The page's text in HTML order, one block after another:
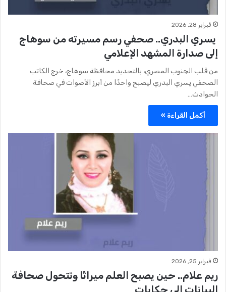
فبراير 28, 2026
يسري البدري.. صحفي رسم مسيرته من سوهاج
إلى صدارة المشهد الإعلامي
من قلب الجنوب المصري، بالتحديد محافظة سوهاج، خرج الكاتب
الصحفي يسري البدري ليصبح واحدًا من أبرز الأصوات في صحافة
الحوادث…
أكمل القراءة »
فبراير 25, 2026
ريم علام.. حين يصبح العلم ميراثًا وتتحول صحافة